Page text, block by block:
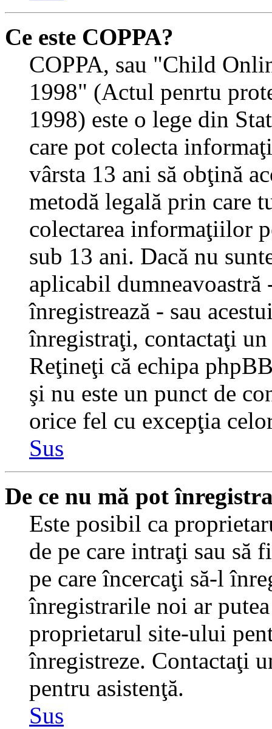
Ce este COPPA?
COPPA, sau "Child
1998" (Actul penrtu
1998) este o lege din
care pot colecta
vârsta 13 ani să obţină
metodă legală prin care
colectarea informaţiilor
sub 13 ani. Dacă nu
aplicabil dumneavoastră
înregistrează - sau
înregistraţi, contactaţi
Reţineţi că echipa
şi nu este un punct de
orice fel cu excepţia
Sus
De ce nu mă pot
Este posibil ca
de pe care intraţi sau să
pe care încercaţi să-l
înregistrarile noi ar
proprietarul site-ului
înregistreze. Contactaţi
pentru asistenţă.
Sus